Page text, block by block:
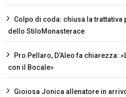
Colpo di coda: chiusa la
dello StiloMonasterace
Pro Pellaro, D’Aleo fa chiarezza:
con il Bocale»
Gioiosa Jonica allenatore in